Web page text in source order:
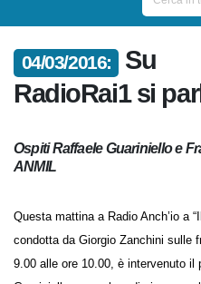
04/03/2016:
Su
RadioRai1 si
Ospiti Raffaele Guariniello e
ANMIL
Questa mattina a Radio Anch’io a
condotta da Giorgio Zanchini sulle
9.00 alle ore 10.00, è intervenuto